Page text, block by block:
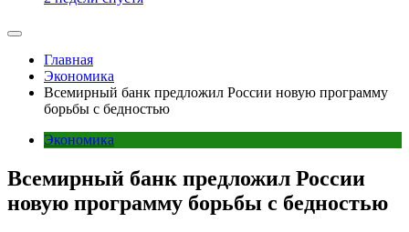
Главная
Экономика
Всемирный банк предложил России новую программу
борьбы с бедностью
Экономика
Всемирный банк предложил России
новую программу борьбы с бедностью